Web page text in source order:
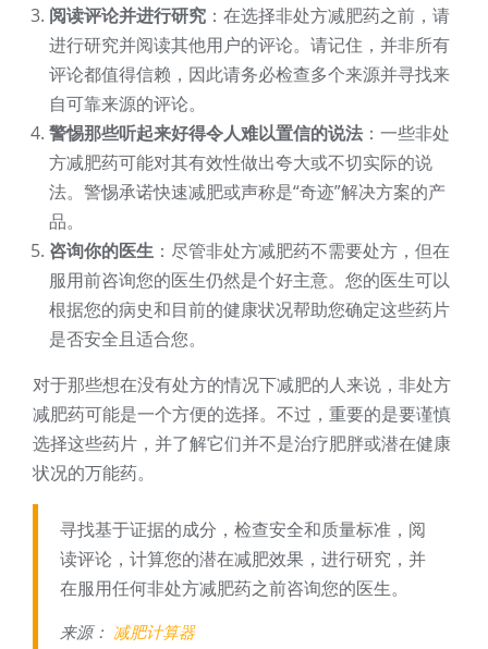
阅读评论并进行研究 ：在选择非处方减肥药之前，请
进行研究并阅读其他用户的评论。请记住，并非所有
评论都值得信赖，因此请务必检查多个来源并寻找来
自可靠来源的评论。
警惕那些听起来好得令人难以置信的说法 ：一些非处
方减肥药可能对其有效性做出夸大或不切实际的说
法。警惕承诺快速减肥或声称是“奇迹”解决方案的产
品。
咨询你的医生 ：尽管非处方减肥药不需要处方，但在
服用前咨询您的医生仍然是个好主意。您的医生可以
根据您的病史和目前的健康状况帮助您确定这些药片
是否安全且适合您。
对于那些想在没有处方的情况下减肥的人来说，非处方
减肥药可能是一个方便的选择。不过，重要的是要谨慎
选择这些药片，并了解它们并不是治疗肥胖或潜在健康
状况的万能药。
寻找基于证据的成分，检查安全和质量标准，阅
读评论，计算您的潜在减肥效果，进行研究，并
在服用任何非处方减肥药之前咨询您的医生。
来源： 减肥计算器